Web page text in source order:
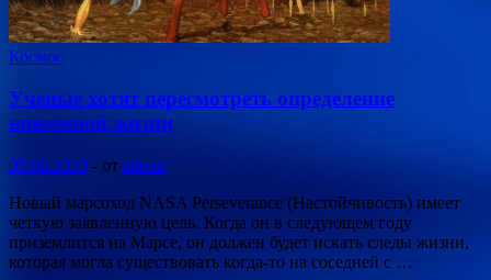
Космос
Ученые хотят пересмотреть определение
внеземной жизни
05.08.2020 - от admin
Новый марсоход NASA Perseverance (Настойчивость) имеет
четкую заявленную цель. Когда он в следующем году
приземлится на Марсе, он должен будет искать следы жизни,
которая могла существовать когда-то на соседней с …